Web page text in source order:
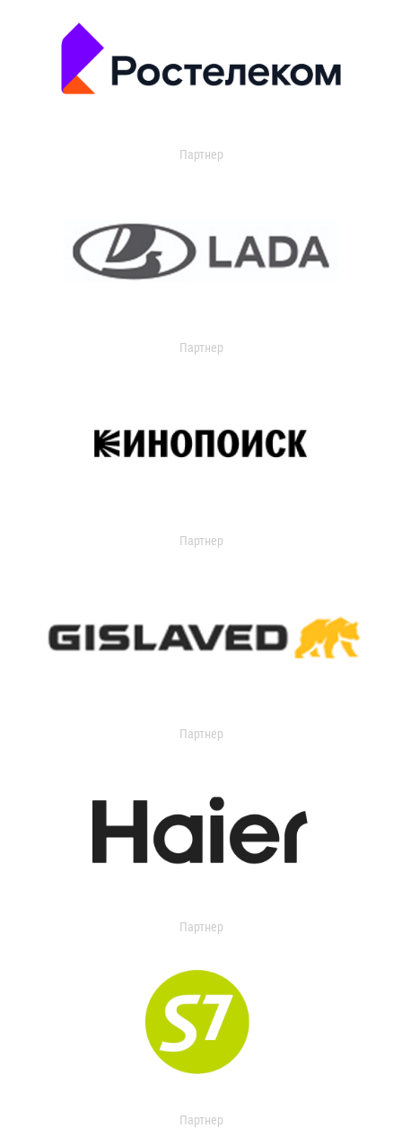
Партнер
Партнер
Партнер
Партнер
Партнер
Партнер